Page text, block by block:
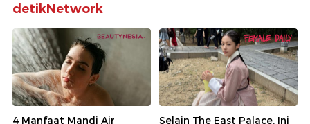
detikNetwork
4 Manfaat Mandi Air
Selain The East Palace, Ini